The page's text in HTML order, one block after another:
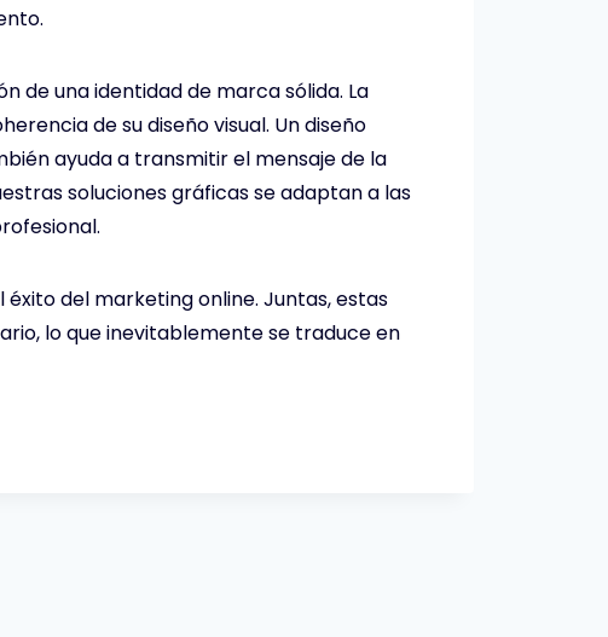
de una identidad de marca sólida. La
de su diseño visual. Un diseño
ayuda a transmitir el mensaje de la
soluciones gráficas se adaptan a las
del marketing online. Juntas, estas
lo que inevitablemente se traduce en